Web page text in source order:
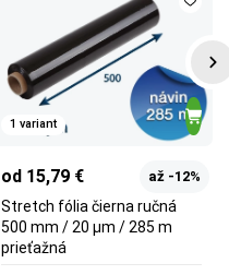
1 variant
od 15,79 € až -12%
Stretch fólia čierna ručná
500 mm / 20 µm / 285 m
prieťažná